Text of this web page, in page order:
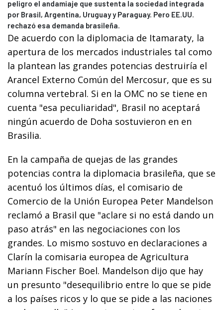
peligro el andamiaje que sustenta la sociedad integrada
por Brasil, Argentina, Uruguay y Paraguay. Pero EE.UU.
rechazó esa demanda brasileña.
De acuerdo con la diplomacia de Itamaraty, la
apertura de los mercados industriales tal como
la plantean las grandes potencias destruiría el
Arancel Externo Común del Mercosur, que es su
columna vertebral. Si en la OMC no se tiene en
cuenta "esa peculiaridad", Brasil no aceptará
ningún acuerdo de Doha sostuvieron en en
Brasilia.
En la campaña de quejas de las grandes
potencias contra la diplomacia brasileña, que se
acentuó los últimos días, el comisario de
Comercio de la Unión Europea Peter Mandelson
reclamó a Brasil que "aclare si no está dando un
paso atrás" en las negociaciones con los
grandes. Lo mismo sostuvo en declaraciones a
Clarín la comisaria europea de Agricultura
Mariann Fischer Boel. Mandelson dijo que hay
un presunto "desequilibrio entre lo que se pide
a los países ricos y lo que se pide a las naciones